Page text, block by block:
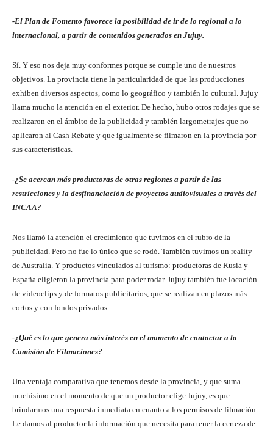
-El Plan de Fomento favorece la posibilidad de ir de lo regional a lo
internacional, a partir de contenidos generados en Jujuy.
Sí. Y eso nos deja muy conformes porque se cumple uno de nuestros
objetivos. La provincia tiene la particularidad de que las producciones
exhiben diversos aspectos, como lo geográfico y también lo cultural. Jujuy
llama mucho la atención en el exterior. De hecho, hubo otros rodajes que se
realizaron en el ámbito de la publicidad y también largometrajes que no
aplicaron al Cash Rebate y que igualmente se filmaron en la provincia por
sus características.
-¿Se acercan más productoras de otras regiones a partir de las
restricciones y la desfinanciación de proyectos audiovisuales a través del
INCAA?
Nos llamó la atención el crecimiento que tuvimos en el rubro de la
publicidad. Pero no fue lo único que se rodó. También tuvimos un reality
de Australia. Y productos vinculados al turismo: productoras de Rusia y
España eligieron la provincia para poder rodar. Jujuy también fue locación
de videoclips y de formatos publicitarios, que se realizan en plazos más
cortos y con fondos privados.
-¿Qué es lo que genera más interés en el momento de contactar a la
Comisión de Filmaciones?
Una ventaja comparativa que tenemos desde la provincia, y que suma
muchísimo en el momento de que un productor elige Jujuy, es que
brindarmos una respuesta inmediata en cuanto a los permisos de filmación.
Le damos al productor la información que necesita para tener la certeza de